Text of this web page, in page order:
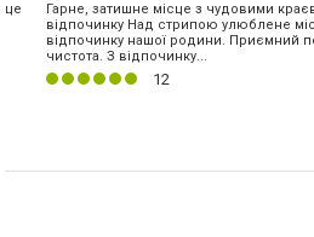
це
Гарне, затишне місце з чудовими
відпочинку Над стрипою улюблене
відпочинку нашої родини. Приємний
чистота. З відпочинку...
12